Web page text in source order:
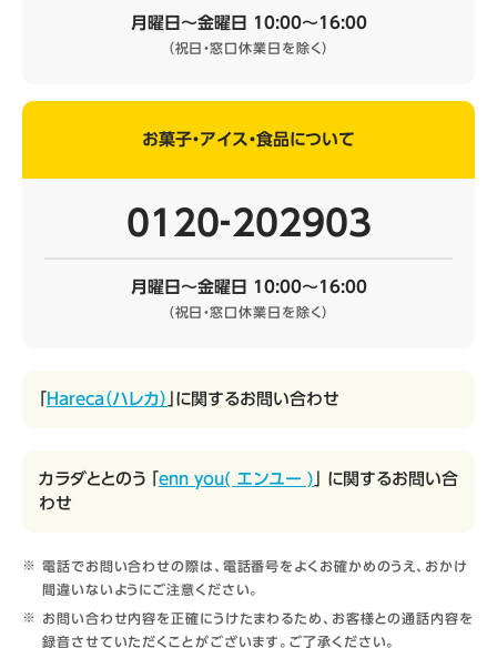
月曜日～金曜日 10:00～16:00
（祝日・窓口休業日を除く）
お菓子・アイス・食品について
0120‐202903
月曜日～金曜日 10:00～16:00
（祝日・窓口休業日を除く）
Hareca（ハレカ） 」に関するお問い合わせ
カラダととのう 「 enn you( エンユー ) 」 に関するお問い合
わせ
電話でお問い合わせの際は、電話番号をよくお確かめのうえ、おかけ
間違いないようにご注意ください。
お問い合わせ内容を正確にうけたまわるため、お客様との通話内容を
録音させていただくことがございます。ご了承ください。